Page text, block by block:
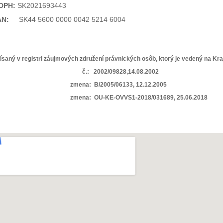
SK2021693443
SK44 5600 0000 0042 5214 6004
v registri záujmových združení právnických osôb, ktorý je vedený na
2002/09828,14.08.2002
B/2005/06133, 12.12.2005
zmena: OU-KE-OVVS1-2018/031689, 25.06.2018